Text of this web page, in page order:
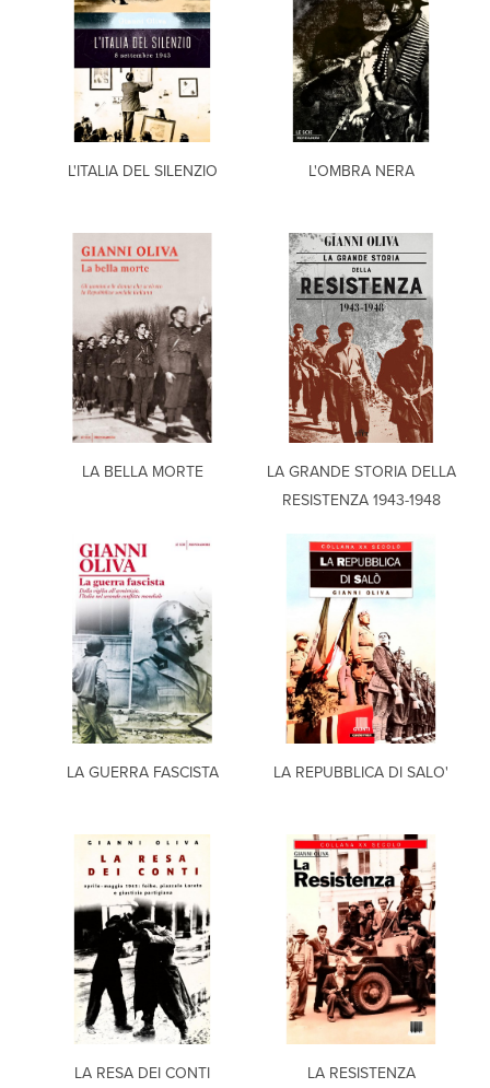
L'ITALIA DEL SILENZIO L'OMBRA NERA
LA BELLA MORTE
LA GRANDE STORIA DELLA
RESISTENZA 1943-1948
LA GUERRA FASCISTA LA REPUBBLICA DI SALO'
LA RESA DEI CONTI LA RESISTENZA